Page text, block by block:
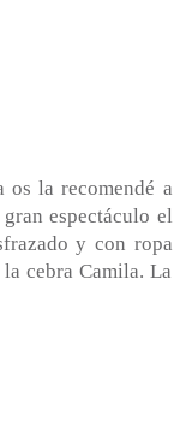
os la recomendé a
espectáculo el
y con ropa
cebra Camila. La